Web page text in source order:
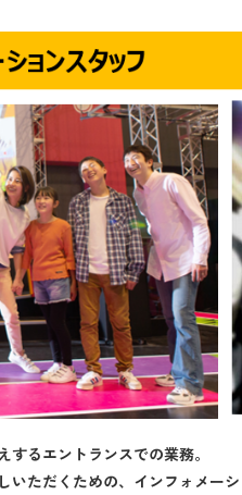
るエントランスでの業務。
ただくための、インフォメー